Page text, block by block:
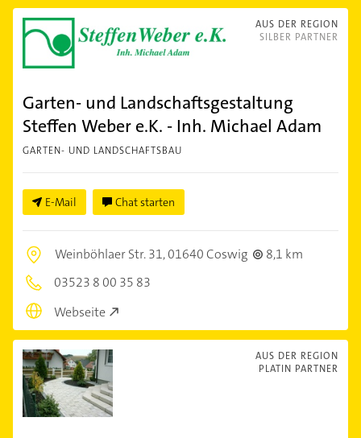
AUS DER REGION
SILBER PARTNER
Garten- und Landschaftsgestaltung
Steffen Weber e.K. - Inh. Michael Adam
GARTEN- UND LANDSCHAFTSBAU
E-Mail Chat starten
Weinböhlaer Str. 31,01640 Coswig
8,1 km
03523 8 00 35 83
Webseite
AUS DER REGION
PLATIN PARTNER